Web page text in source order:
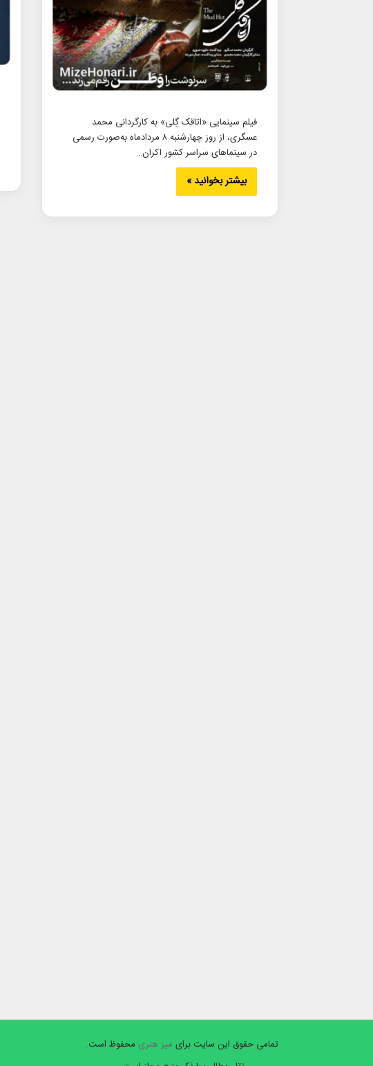
فیلم سینمایی «اتاقک گِلی» به کارگردانی محمد
عسگری، از روز چهارشنبه ۸ مردادماه به‌صورت رسمی
در سینماهای سراسر کشور اکران…
بیشتر بخوانید »
تمامی حقوق این سایت برای میز هنری محفوظ است.